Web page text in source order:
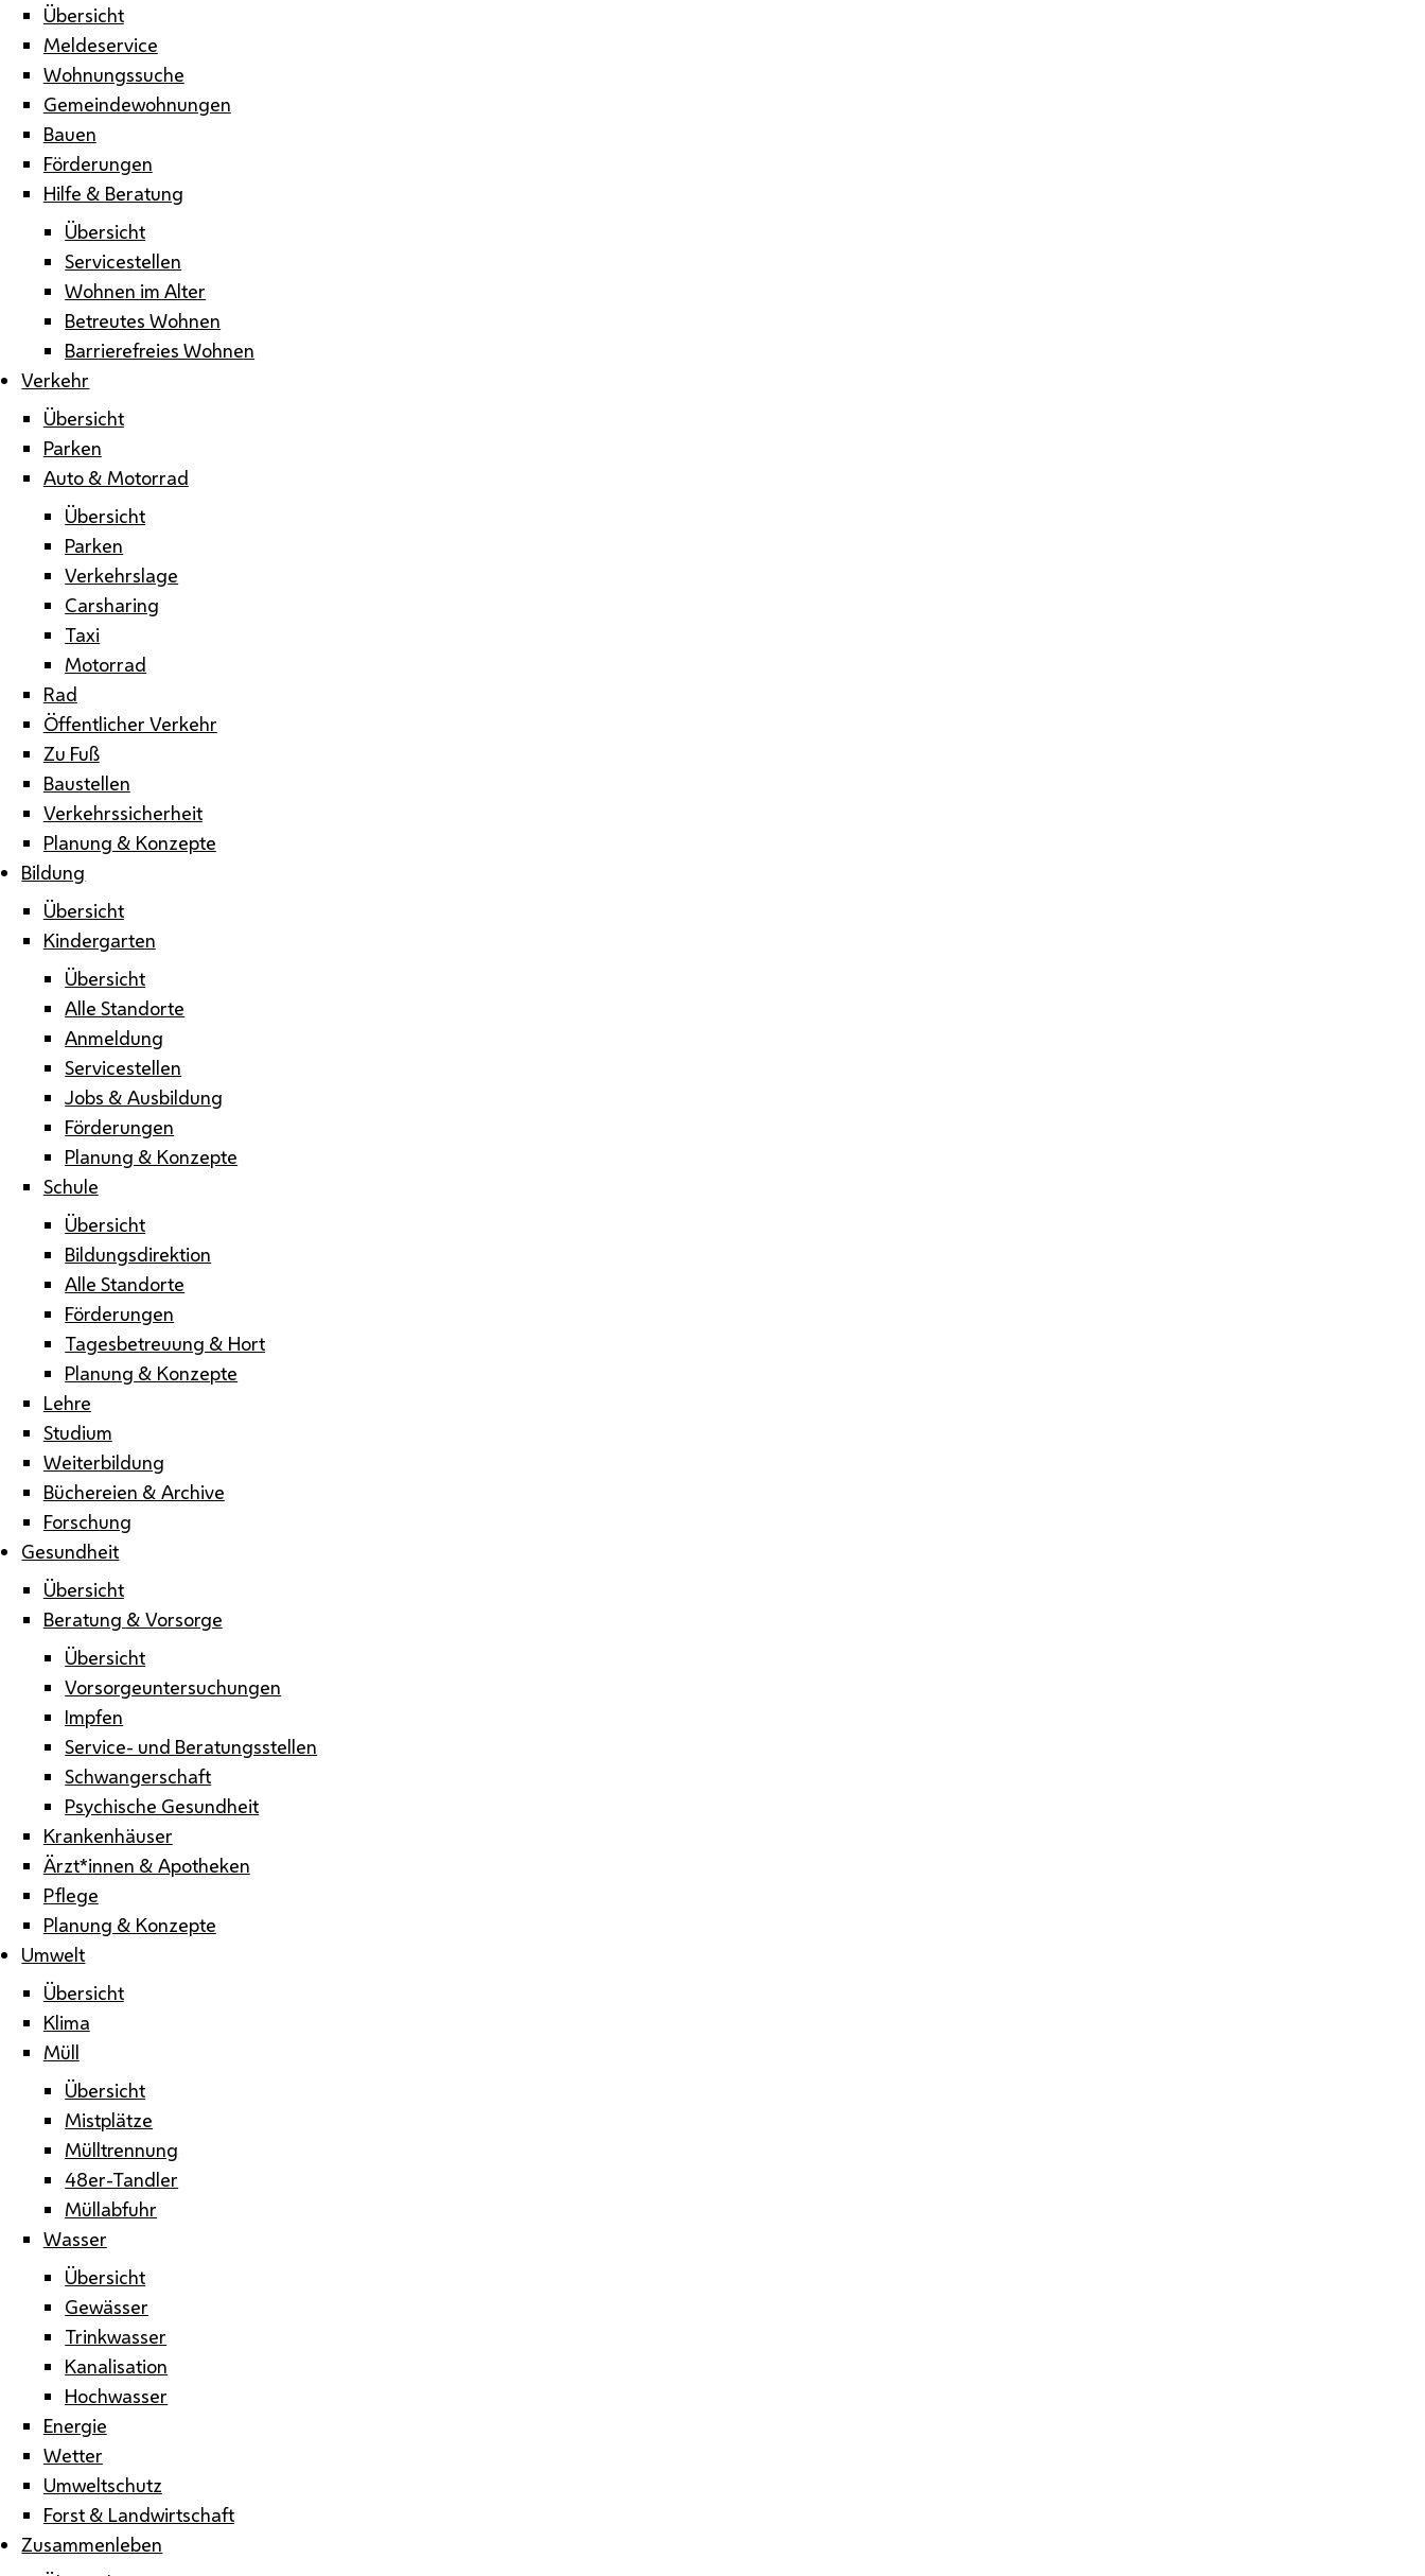
Übersicht
Meldeservice
Wohnungssuche
Gemeindewohnungen
Bauen
Förderungen
Hilfe & Beratung
Übersicht
Servicestellen
Wohnen im Alter
Betreutes Wohnen
Barrierefreies Wohnen
Verkehr
Übersicht
Parken
Auto & Motorrad
Übersicht
Parken
Verkehrslage
Carsharing
Taxi
Motorrad
Rad
Öffentlicher Verkehr
Zu Fuß
Baustellen
Verkehrssicherheit
Planung & Konzepte
Bildung
Übersicht
Kindergarten
Übersicht
Alle Standorte
Anmeldung
Servicestellen
Jobs & Ausbildung
Förderungen
Planung & Konzepte
Schule
Übersicht
Bildungsdirektion
Alle Standorte
Förderungen
Tagesbetreuung & Hort
Planung & Konzepte
Lehre
Studium
Weiterbildung
Büchereien & Archive
Forschung
Gesundheit
Übersicht
Beratung & Vorsorge
Übersicht
Vorsorgeuntersuchungen
Impfen
Service- und Beratungsstellen
Schwangerschaft
Psychische Gesundheit
Krankenhäuser
Ärzt*innen & Apotheken
Pflege
Planung & Konzepte
Umwelt
Übersicht
Klima
Müll
Übersicht
Mistplätze
Mülltrennung
48er-Tandler
Müllabfuhr
Wasser
Übersicht
Gewässer
Trinkwasser
Kanalisation
Hochwasser
Energie
Wetter
Umweltschutz
Forst & Landwirtschaft
Zusammenleben